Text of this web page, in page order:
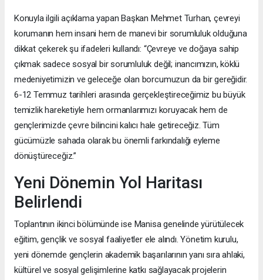
Konuyla ilgili açıklama yapan Başkan Mehmet Turhan, çevreyi
korumanın hem insani hem de manevi bir sorumluluk olduğuna
dikkat çekerek şu ifadeleri kullandı: “Çevreye ve doğaya sahip
çıkmak sadece sosyal bir sorumluluk değil; inancımızın, köklü
medeniyetimizin ve geleceğe olan borcumuzun da bir gereğidir.
6-12 Temmuz tarihleri arasında gerçekleştireceğimiz bu büyük
temizlik hareketiyle hem ormanlarımızı koruyacak hem de
gençlerimizde çevre bilincini kalıcı hale getireceğiz. Tüm
gücümüzle sahada olarak bu önemli farkındalığı eyleme
dönüştüreceğiz.”
Yeni Dönemin Yol Haritası
Belirlendi
Toplantının ikinci bölümünde ise Manisa genelinde yürütülecek
eğitim, gençlik ve sosyal faaliyetler ele alındı. Yönetim kurulu,
yeni dönemde gençlerin akademik başarılarının yanı sıra ahlaki,
kültürel ve sosyal gelişimlerine katkı sağlayacak projelerin